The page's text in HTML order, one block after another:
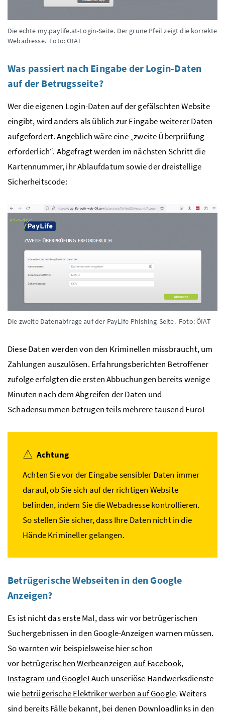
Die echte my.paylife.at-Login-Seite. Der grüne Pfeil zeigt die korrekte
Webadresse. Foto: ÖIAT
Was passiert nach Eingabe der Login-Daten
auf der Betrugsseite?
Wer die eigenen Login-Daten auf der gefälschten Website
eingibt, wird anders als üblich zur Eingabe weiterer Daten
aufgefordert. Angeblich wäre eine „zweite Überprüfung
erforderlich“. Abgefragt werden im nächsten Schritt die
Kartennummer, ihr Ablaufdatum sowie der dreistellige
Sicherheitscode:
Die zweite Datenabfrage auf der PayLife-Phishing-Seite. Foto: ÖIAT
Diese Daten werden von den Kriminellen missbraucht, um
Zahlungen auszulösen. Erfahrungsberichten Betroffener
zufolge erfolgten die ersten Abbuchungen bereits wenige
Minuten nach dem Abgreifen der Daten und
Schadensummen betrugen teils mehrere tausend Euro!
Achtung
Achten Sie vor der Eingabe sensibler Daten immer
darauf, ob Sie sich auf der richtigen Website
befinden, indem Sie die Webadresse kontrollieren.
So stellen Sie sicher, dass Ihre Daten nicht in die
Hände Krimineller gelangen.
Betrügerische Webseiten in den Google
Anzeigen?
Es ist nicht das erste Mal, dass wir vor betrügerischen
Suchergebnissen in den Google-Anzeigen warnen müssen.
So warnten wir beispielsweise hier schon
vor betrügerischen Werbeanzeigen auf Facebook,
Instagram und Google!Auch unseriöse Handwerksdienste
wie betrügerische Elektriker werben auf Google. Weiters
sind bereits Fälle bekannt, bei denen Downloadlinks in den